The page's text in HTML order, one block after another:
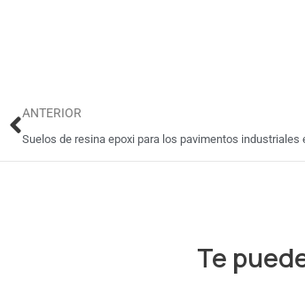
Ant
ANTERIOR
Suelos de resina epoxi para los pavimentos industriales
Te